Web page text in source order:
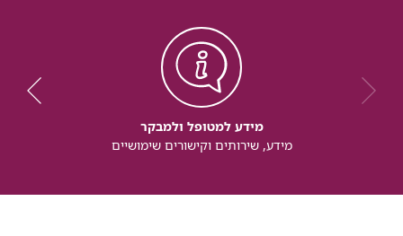
מידע למטופל ולמבקר
מידע, שירותים וקישורים שימושיים